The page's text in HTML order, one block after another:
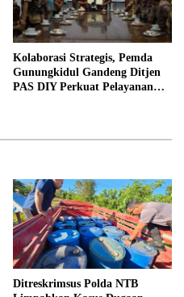
Kolaborasi Strategis, Pemda
Gunungkidul Gandeng Ditjen
PAS DIY Perkuat Pelayanan
Ditreskrimsus Polda NTB